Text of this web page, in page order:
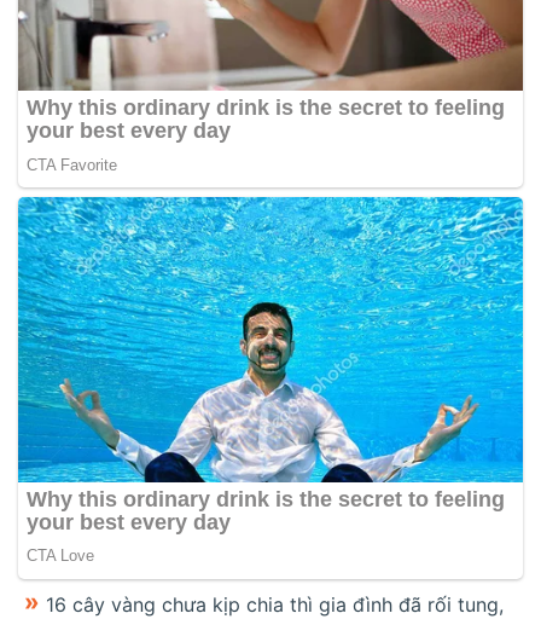
16 cây vàng chưa kịp chia thì gia đình đã rối tung,